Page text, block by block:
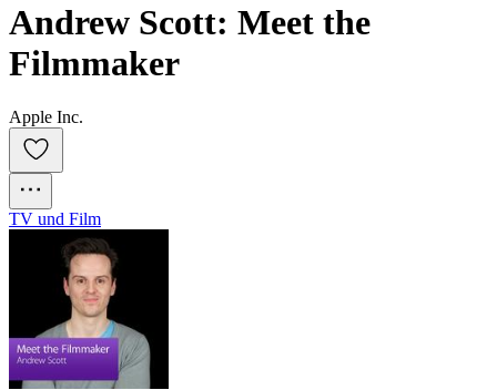
Andrew Scott: Meet the
Filmmaker
Apple Inc.
TV und Film